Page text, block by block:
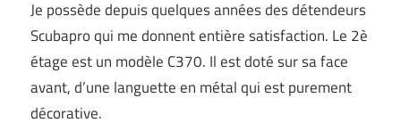
Je possède depuis quelques années des détendeurs
Scubapro qui me donnent entière satisfaction. Le 2è
étage est un modèle C370. Il est doté sur sa face
avant, d’une languette en métal qui est purement
décorative.